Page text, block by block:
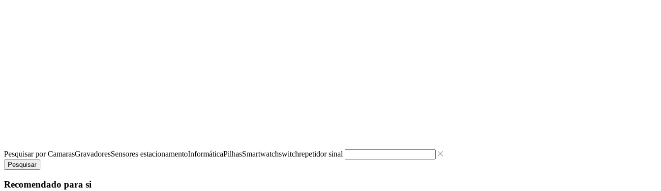
Pesquisar porCamarasGravadoresSensores estacionamentoInformáticaPilhasSmartwatchswitchrepetidor sinal
Pesquisar
Recomendado para si